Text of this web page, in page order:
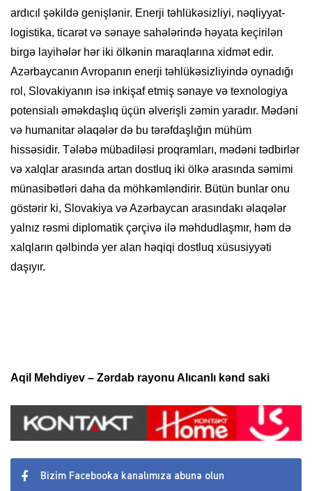
ardıcıl şəkildə genişlənir. Enerji təhlükəsizliyi, nəqliyyat-
logistika, ticarət və sənaye sahələrində həyata keçirilən
birgə layihələr hər iki ölkənin maraqlarına xidmət edir.
Azərbaycanın Avropanın enerji təhlükəsizliyində oynadığı
rol, Slovakiyanın isə inkişaf etmiş sənaye və texnologiya
potensialı əməkdaşlıq üçün əlverişli zəmin yaradır. Mədəni
və humanitar əlaqələr də bu tərəfdaşlığın mühüm
hissəsidir. Tələbə mübadiləsi proqramları, mədəni tədbirlər
və xalqlar arasında artan dostluq iki ölkə arasında səmimi
münasibətləri daha da möhkəmləndirir. Bütün bunlar onu
göstərir ki, Slovakiya və Azərbaycan arasındakı əlaqələr
yalnız rəsmi diplomatik çərçivə ilə məhdudlaşmır, həm də
xalqların qəlbində yer alan həqiqi dostluq xüsusiyyəti
daşıyır.
Aqil Mehdiyev – Zərdab rayonu Alıcanlı kənd saki
Bizim Facebooka kanalımıza abunə olun